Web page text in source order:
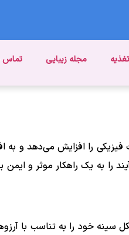
مجله زیبایی تماس
را افزایش می‌دهد و به
را به یک راهکار موثر و ایمن
سینه خود را به تناسب با